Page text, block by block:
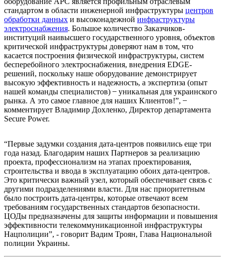
стандартом в области инженерной инфраструктуры центров
обработки данных и высоконадежной инфраструктуры
электроснабжения. Большое количество Заказчиков-
институций наивысшего государственного уровня, объектов
критической инфраструктуры доверяют нам в том, что
касается построения физической инфраструктуры, систем
бесперебойного электроснабжения, внедрения EDGE-
решений, поскольку наше оборудование демонстрирует
высокую эффективность и надежность, а экспертиза (опыт
нашей команды специалистов) ̶ уникальная для украинского
рынка. А это самое главное для наших Клиентов!”, ̶
комментирует Владимир Дохленко, Директор департамента
Secure Power.
“Первые задумки создания дата-центров появились еще три
года назад. Благодарим наших Партнеров за реализацию
проекта, профессионализм на этапах проектирования,
строительства и ввода в эксплуатацию обоих дата-центров.
Это критически важный узел, который обеспечивает связь с
другими подразделениями власти. Для нас приоритетным
было построить дата-центры, которые отвечают всем
требованиям государственных стандартов безопасности.
ЦОДы предназначены для защиты информации и повышения
эффективности телекоммуникационной инфраструктуры
Нацполиции”, - говорит Вадим Троян, Глава Национальной
полиции Украины.